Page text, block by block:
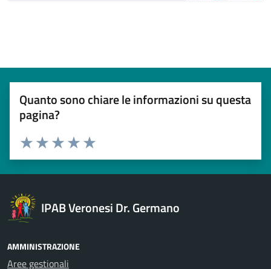
Quanto sono chiare le informazioni su questa
pagina?
Esprimi una valutazione
Valuta 5 stelle su 5
Valuta 4 stelle su 5
Valuta 3 stelle su 5
Valuta 2 stelle su 5
Valuta 1 stelle su 5
IPAB Veronesi Dr. Germano
AMMINISTRAZIONE
Aree gestionali